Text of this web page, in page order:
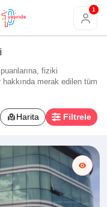
1
fiziki
merak edilen tüm
Harita Filtrele